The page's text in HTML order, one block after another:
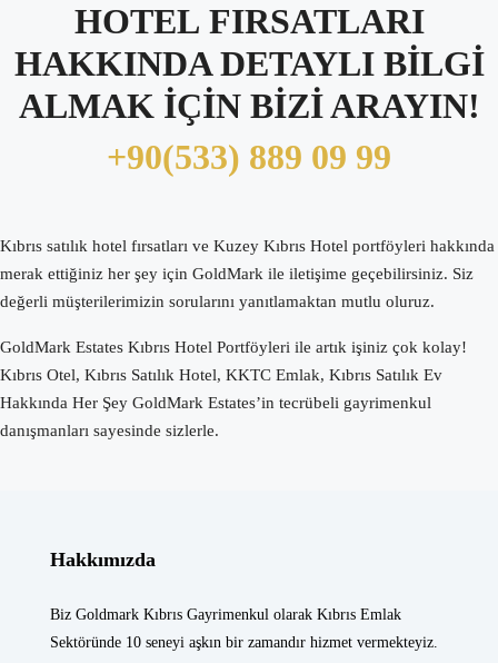
HOTEL FIRSATLARI
HAKKINDA DETAYLI BİLGİ
ALMAK İÇİN BİZİ ARAYIN!
+90(533) 889 09 99
Kıbrıs satılık hotel fırsatları ve Kuzey Kıbrıs Hotel portföyleri hakkında
merak ettiğiniz her şey için GoldMark ile iletişime geçebilirsiniz. Siz
değerli müşterilerimizin sorularını yanıtlamaktan mutlu oluruz.
GoldMark Estates Kıbrıs Hotel Portföyleri ile artık işiniz çok kolay!
Kıbrıs Otel, Kıbrıs Satılık Hotel, KKTC Emlak, Kıbrıs Satılık Ev
Hakkında Her Şey GoldMark Estates’in tecrübeli gayrimenkul
danışmanları sayesinde sizlerle.
Hakkımızda
Biz Goldmark Kıbrıs Gayrimenkul olarak Kıbrıs Emlak
Sektöründe 10 seneyi aşkın bir zamandır hizmet vermekteyiz.